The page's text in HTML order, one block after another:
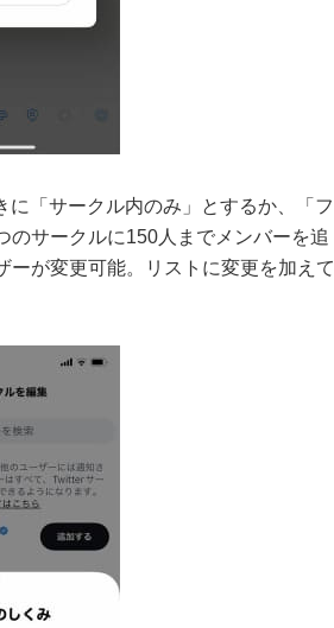
「サークル内のみ」とするか、「フ
のサークルに150人までメンバーを追
ーが変更可能。リストに変更を加えて